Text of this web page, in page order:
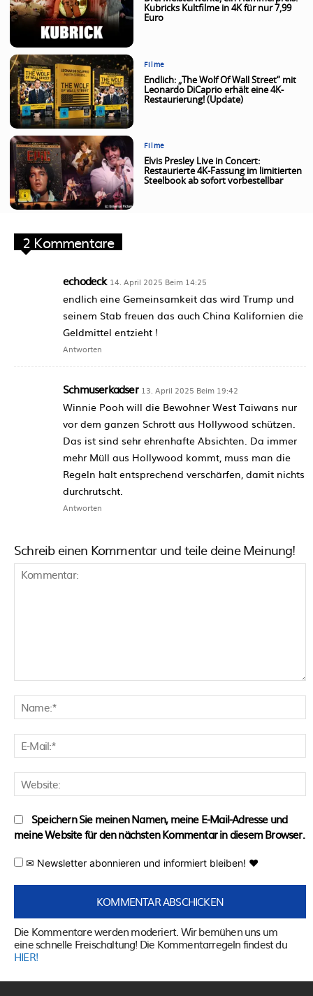
Kubricks Kultfilme in 4K für nur 7,99
Euro
Filme
Endlich: „The Wolf Of Wall Street“ mit
Leonardo DiCaprio erhält eine 4K-
Restaurierung! (Update)
Filme
Elvis Presley Live in Concert:
Restaurierte 4K-Fassung im limitierten
Steelbook ab sofort vorbestellbar
2 Kommentare
echodeck 14. April 2025 Beim 14:25
endlich eine Gemeinsamkeit das wird Trump und
seinem Stab freuen das auch China Kalifornien die
Geldmittel entzieht !
Antworten
Schmuserkadser 13. April 2025 Beim 19:42
Winnie Pooh will die Bewohner West Taiwans nur
vor dem ganzen Schrott aus Hollywood schützen.
Das ist sind sehr ehrenhafte Absichten. Da immer
mehr Müll aus Hollywood kommt, muss man die
Regeln halt entsprechend verschärfen, damit nichts
durchrutscht.
Antworten
Schreib einen Kommentar und teile deine Meinung!
Speichern Sie meinen Namen, meine E-Mail-Adresse und
meine Website für den nächsten Kommentar in diesem Browser.
✉ Newsletter abonnieren und informiert bleiben! ♥
Die Kommentare werden moderiert. Wir bemühen uns um
eine schnelle Freischaltung! Die Kommentarregeln findest du
HIER!